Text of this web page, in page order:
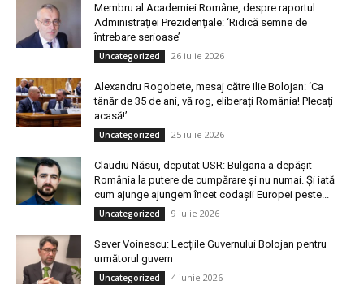
Membru al Academiei Române, despre raportul
Administrației Prezidențiale: ‘Ridică semne de
întrebare serioase’
Uncategorized 26 iulie 2026
Alexandru Rogobete, mesaj către Ilie Bolojan: ‘Ca
tânăr de 35 de ani, vă rog, eliberați România! Plecați
acasă!’
Uncategorized 25 iulie 2026
Claudiu Năsui, deputat USR: Bulgaria a depășit
România la putere de cumpărare și nu numai. Și iată
cum ajunge ajungem încet codașii Europei peste...
Uncategorized 9 iulie 2026
Sever Voinescu: Lecțiile Guvernului Bolojan pentru
următorul guvern
Uncategorized 4 iunie 2026